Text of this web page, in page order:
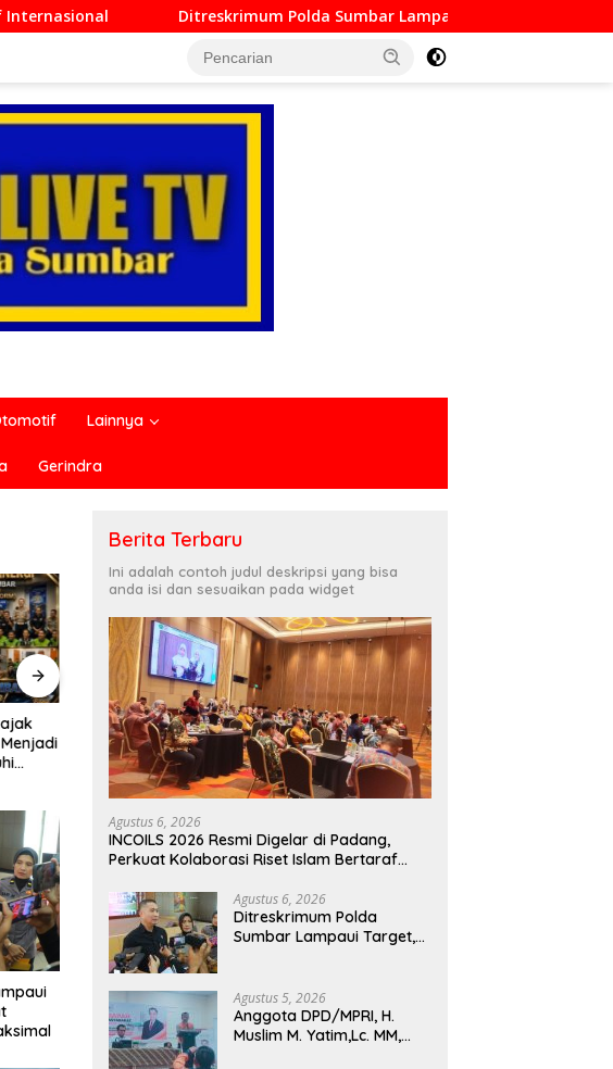
Ditreskrimum Polda Sumbar Lampaui Target, Operasi Pekat dan Sikat
Lainnya
Gerindra
Kapolres Pasaman Barat
Dorong Kepemimpinan
Adaptif, Profesional, dan
Berorientasi Pelayanan
AKBP Agung Tribawanto
Tegaskan Komitmen Pelayanan
Kepolisian dalam Penanganan
Dugaan Pencurian di
Kecamatan Pasaman
Berita Terbaru
Ini adalah contoh judul deskripsi yang bisa
anda isi dan sesuaikan pada widget
Agustus 6, 2026
INCOILS 2026 Resmi Digelar di Padang,
Perkuat Kolaborasi Riset Islam Bertaraf
Agustus 6, 2026
Ditreskrimum Polda
Sumbar Lampaui Target,
Hasil Maksimal
Agustus 5, 2026
Anggota DPD/MPRI, H.
Muslim M. Yatim,Lc. MM,